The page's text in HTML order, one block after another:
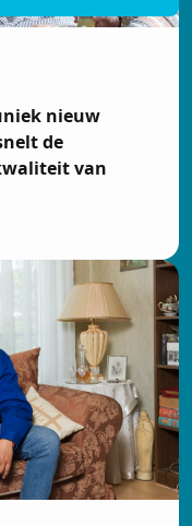
nieuw
de
van